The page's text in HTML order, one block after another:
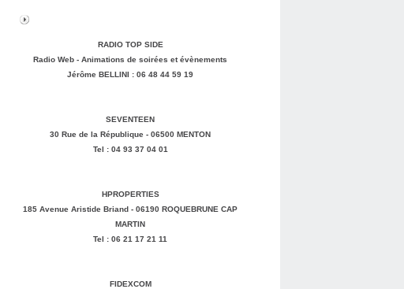
RADIO TOP SIDE
Radio Web - Animations de soirées et évènements
Jérôme BELLINI : 06 48 44 59 19
SEVENTEEN
30 Rue de la République - 06500 MENTON
Tel : 04 93 37 04 01
HPROPERTIES
185 Avenue Aristide Briand - 06190 ROQUEBRUNE CAP
MARTIN
Tel : 06 21 17 21 11
FIDEXCOM